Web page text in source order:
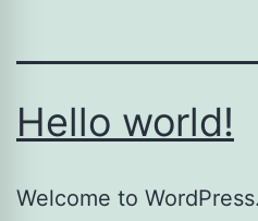
Hello world!
Welcome to